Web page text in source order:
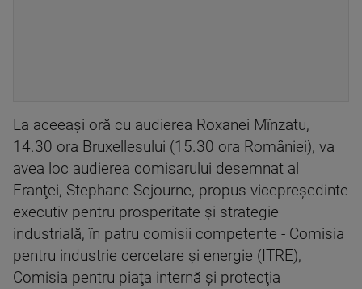
La aceeaşi oră cu audierea Roxanei Mînzatu,
14.30 ora Bruxellesului (15.30 ora României), va
avea loc audierea comisarului desemnat al
Franţei, Stephane Sejourne, propus vicepreşedinte
executiv pentru prosperitate şi strategie
industrială, în patru comisii competente - Comisia
pentru industrie cercetare şi energie (ITRE),
Comisia pentru piaţa internă şi protecţia